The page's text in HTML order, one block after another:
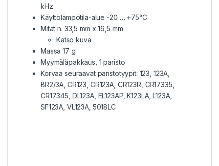
kHz
Käyttölämpötila-alue -20 … +75°C
Mitat n. 33,5 mm x 16,5 mm
Katso kuva
Massa 17 g
Myymäläpakkaus, 1 paristo
Korvaa seuraavat paristotyypit: 123, 123A,
BR2/3A, CR123, CR123A, CR123R, CR17335,
CR17345, DL123A, EL123AP, K123LA, L123A,
SF123A, VL123A, 5018LC